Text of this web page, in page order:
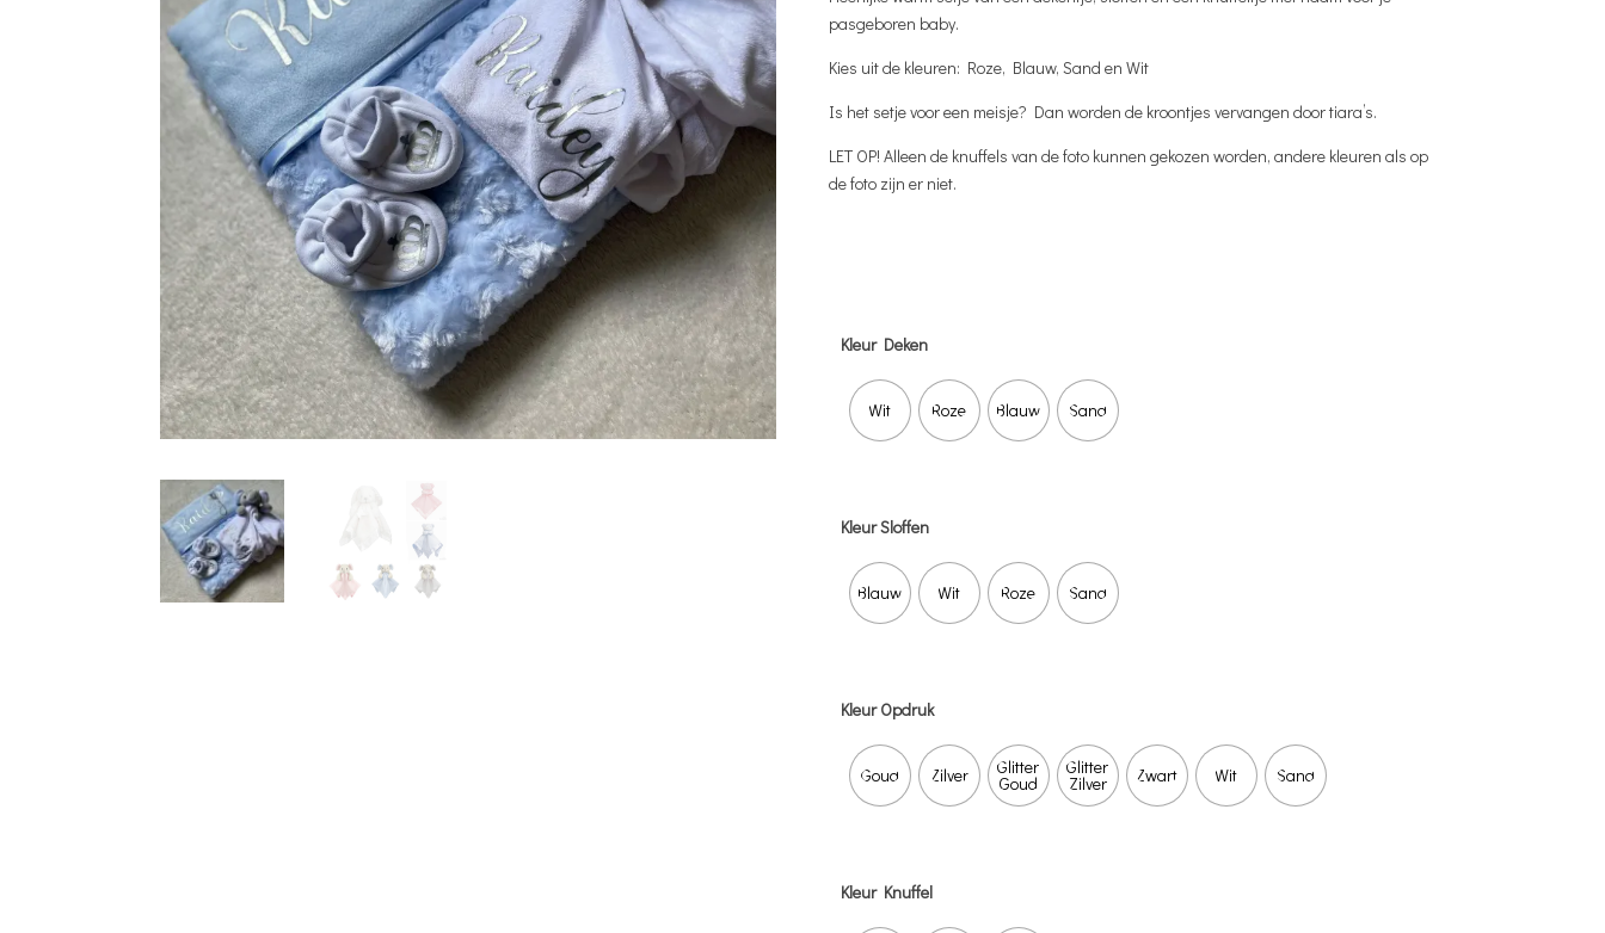
was:
€ 55,85.
pasgeboren baby.
Kies uit de kleuren: Roze, Blauw, Sand en Wit
Is het setje voor een meisje? Dan worden de kroontjes vervangen door tiara’s.
LET OP! Alleen de knuffels van de foto kunnen gekozen worden, andere kleuren als op
de foto zijn er niet.
Kleur Deken
Wit Roze Blauw Sand
Kleur Sloffen
Blauw Wit Roze Sand
Kleur Opdruk
Goud Zilver Glitter
Goud
Glitter
Zilver Zwart Wit Sand
Kleur Knuffel